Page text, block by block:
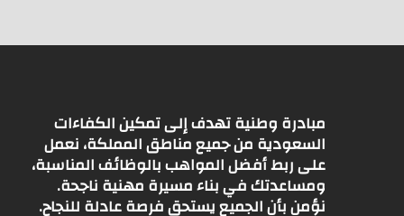
مبادرة وطنية تهدف إلى تمكين الكفاءات
السعودية من جميع مناطق المملكة، نعمل
على ربط أفضل المواهب بالوظائف المناسبة،
ومساعدتك في بناء مسيرة مهنية ناجحة.
نؤمن بأن الجميع يستحق فرصة عادلة للنجاح.